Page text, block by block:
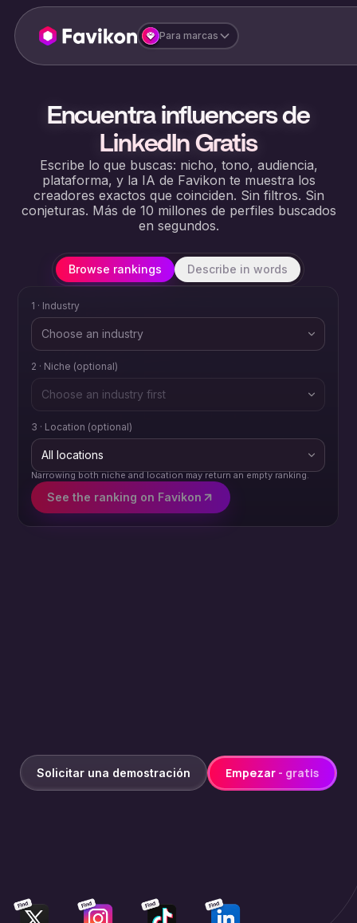
Para marcas
Encuentra influencers de
LinkedIn Gratis
Escribe lo que buscas: nicho, tono, audiencia,
plataforma, y la IA de Favikon te muestra los
creadores exactos que coinciden. Sin filtros. Sin
conjeturas. Más de 10 millones de perfiles buscados
en segundos.
Solicitar una demostración Empezar - gratis